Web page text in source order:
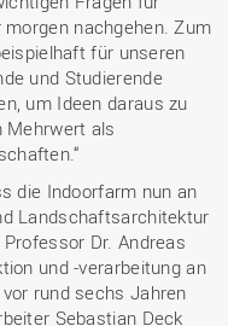
nachgehen. Zum
für unseren
und Studierende
um Ideen daraus zu
Mehrwert als
die Indoorfarm nun an
Landschaftsarchitektur
Dr. Andreas
und -verarbeitung an
rund sechs Jahren
Sebastian Deck